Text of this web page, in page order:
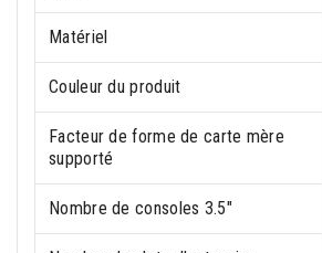
Matériel
Couleur du produit
Facteur de forme de carte mère
supporté
Nombre de consoles 3.5"